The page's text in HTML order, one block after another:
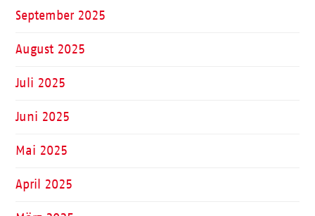
September 2025
August 2025
Juli 2025
Juni 2025
Mai 2025
April 2025